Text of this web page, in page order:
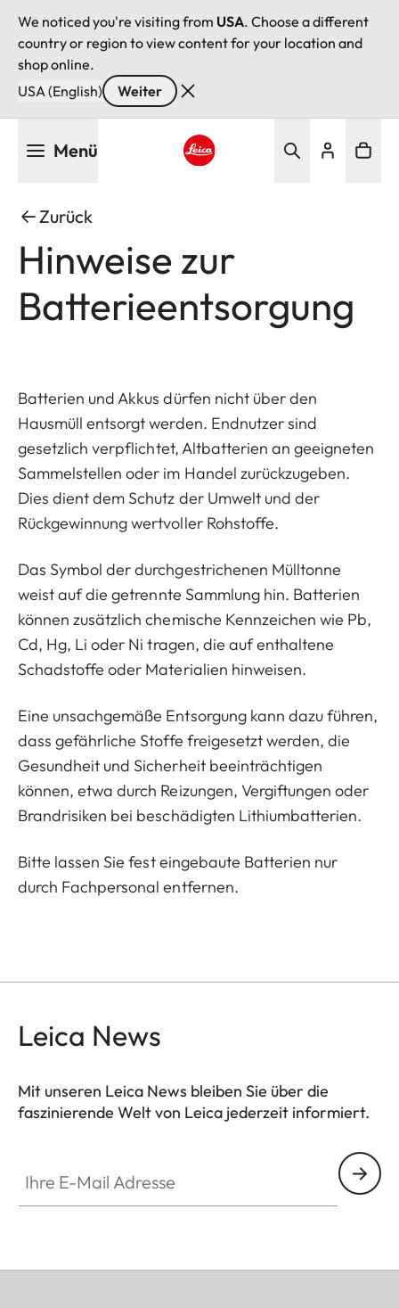
We noticed you're visiting from USA. Choose a different
country or region to view content for your location and
shop online.
USA (English)
Weiter
Menü
Zurück
Hinweise zur
Batterieentsorgung
Batterien und Akkus dürfen nicht über den
Hausmüll entsorgt werden. Endnutzer sind
gesetzlich verpflichtet, Altbatterien an geeigneten
Sammelstellen oder im Handel zurückzugeben.
Dies dient dem Schutz der Umwelt und der
Rückgewinnung wertvoller Rohstoffe.
Das Symbol der durchgestrichenen Mülltonne
weist auf die getrennte Sammlung hin. Batterien
können zusätzlich chemische Kennzeichen wie Pb,
Cd, Hg, Li oder Ni tragen, die auf enthaltene
Schadstoffe oder Materialien hinweisen.
Eine unsachgemäße Entsorgung kann dazu führen,
dass gefährliche Stoffe freigesetzt werden, die
Gesundheit und Sicherheit beeinträchtigen
können, etwa durch Reizungen, Vergiftungen oder
Brandrisiken bei beschädigten Lithiumbatterien.
Bitte lassen Sie fest eingebaute Batterien nur
durch Fachpersonal entfernen.
Leica News
Mit unseren Leica News bleiben Sie über die
faszinierende Welt von Leica jederzeit informiert.